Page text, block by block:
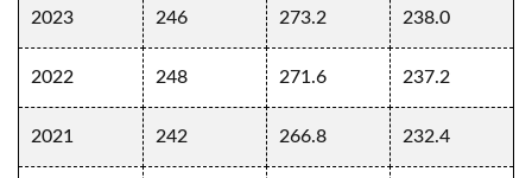
2023 246 273.2 238.0
2022 248 271.6 237.2
2021 242 266.8 232.4